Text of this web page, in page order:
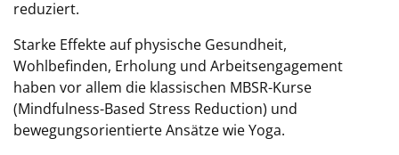
reduziert.
Starke Effekte auf physische Gesundheit,
Wohlbefinden, Erholung und Arbeitsengagement
haben vor allem die klassischen MBSR-Kurse
(Mindfulness-Based Stress Reduction) und
bewegungsorientierte Ansätze wie Yoga.